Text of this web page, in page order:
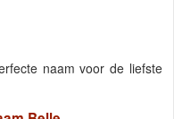
naam voor de liefste